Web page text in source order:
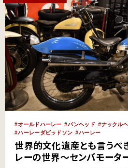
オールドハーレー パンヘッド ナックル
ハーレーダビッドソン
ハーレー
世界的文化遺産とも言うべ
レーの世界〜センバモータ